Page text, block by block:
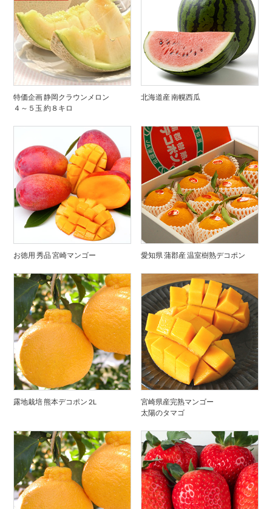
特価企画 静岡クラウンメロン
４～５玉 約８キロ
北海道産 南幌西瓜
お徳用 秀品 宮崎マンゴー 愛知県 蒲郡産 温室樹熟デコポン
露地栽培 熊本デコポン 2L
宮崎県産完熟マンゴー
太陽のタマゴ